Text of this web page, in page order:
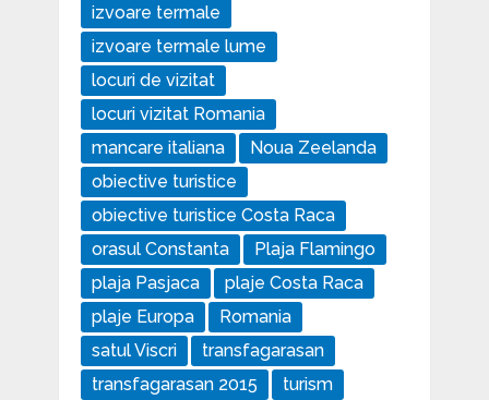
izvoare termale
izvoare termale lume
locuri de vizitat
locuri vizitat Romania
mancare italiana
Noua Zeelanda
obiective turistice
obiective turistice Costa Raca
orasul Constanta
Plaja Flamingo
plaja Pasjaca
plaje Costa Raca
plaje Europa
Romania
satul Viscri
transfagarasan
transfagarasan 2015
turism